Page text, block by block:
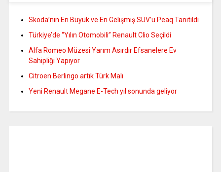
Skoda’nın En Büyük ve En Gelişmiş SUV’u Peaq Tanıtıldı
Türkiye’de “Yılın Otomobili” Renault Clio Seçildi
Alfa Romeo Müzesi Yarım Asırdır Efsanelere Ev
Sahipliği Yapıyor
Citroen Berlingo artık Türk Malı
Yeni Renault Megane E-Tech yıl sonunda geliyor